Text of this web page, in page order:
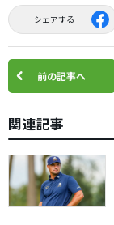
シェアする
前の記事へ
関連記事